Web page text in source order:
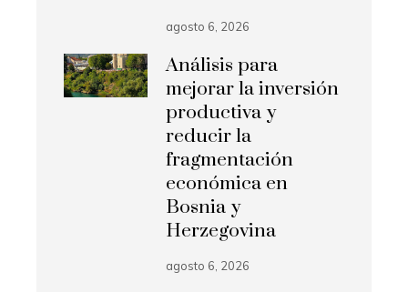
agosto 6, 2026
Análisis para
mejorar la inversión
productiva y
reducir la
fragmentación
económica en
Bosnia y
Herzegovina
agosto 6, 2026